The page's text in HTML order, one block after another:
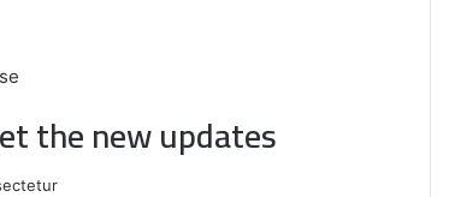
the new updates!